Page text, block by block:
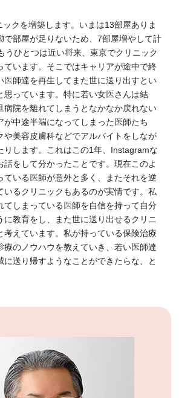
ックを増築します。いまは13部屋ありま
で部屋が足りないため、7部屋増やして計
うひとつは近い将来、東京でクリニック
ています。そこではキャリアが途中で終
医師達を再生してまた世に送り出すとい
思っています。特に若い女医さんは結
病院を離れてしまうとなかなか戻れない
が中途半端になってしまった医師たち
や美容皮膚科などでアルバイトをしなが
りします。これはこの1年、Instagramな
話をして分かったことです。現在このよ
ている医師が意外と多く、またそれを逆
いるクリニックもあるのが実情です。私
てしまっている医師を自信を持って自分
に教育をし、また世に送り出せるクリニ
考えています。私が持っている保険治療
療のノウハウを教えていき、若い医師達
に送り帰すようなことができたらな、と